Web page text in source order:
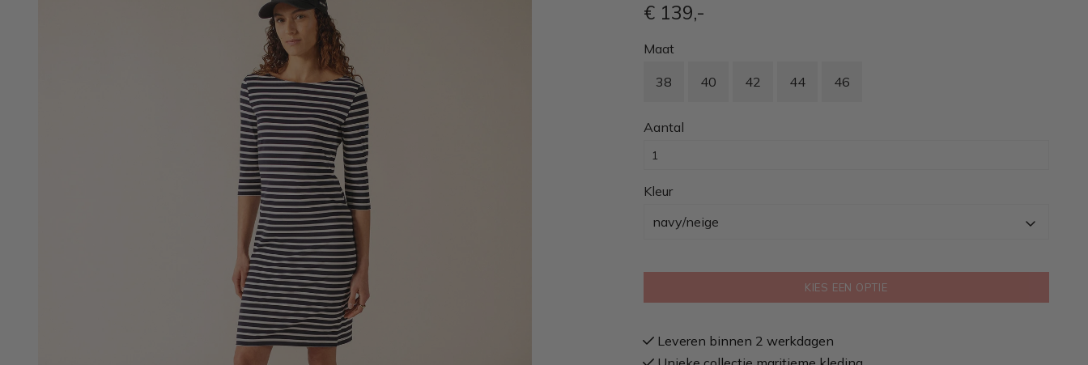
€ 139,-
Maat
38 40 42 44 46
Aantal
Kleur
navy/neige
KIES EEN OPTIE
Leveren binnen 2 werkdagen